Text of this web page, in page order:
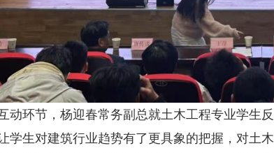
节，杨迎春常务副总就土木工程专业学生反
学生对建筑行业趋势有了更具象的把握，对土